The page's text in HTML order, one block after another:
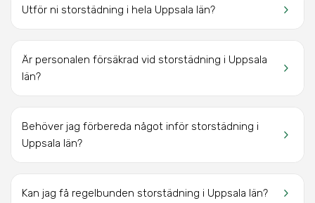
keyboard_arrow_right
Utför ni storstädning i hela Uppsala län?
keyboard_arrow_right
Är personalen försäkrad vid storstädning i Uppsala
län?
keyboard_arrow_right
Behöver jag förbereda något inför storstädning i
Uppsala län?
keyboard_arrow_right
Kan jag få regelbunden storstädning i Uppsala län?